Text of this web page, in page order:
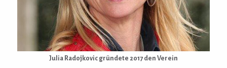
Julia Radojkovic gründete 2017 den Verein